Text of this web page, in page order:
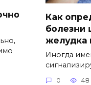
Как
болезни
желудка
Иногда
0 48